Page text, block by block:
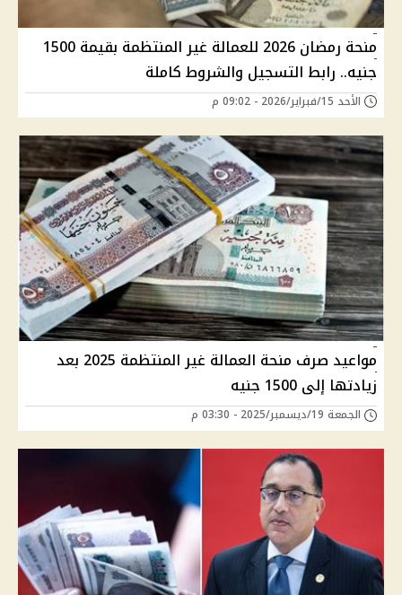
منحة رمضان 2026 للعمالة غير المنتظمة بقيمة 1500
جنيه.. رابط التسجيل والشروط كاملة
الأحد 15/فبراير/2026 - 09:02 م
مواعيد صرف منحة العمالة غير المنتظمة 2025 بعد
زيادتها إلى 1500 جنيه
الجمعة 19/ديسمبر/2025 - 03:30 م